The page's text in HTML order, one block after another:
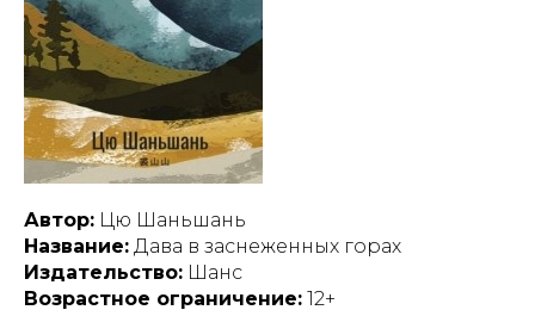
Автор: Цю Шаньшань
Название: Дава в заснеженных горах
Издательство: Шанс
Возрастное ограничение: 12+